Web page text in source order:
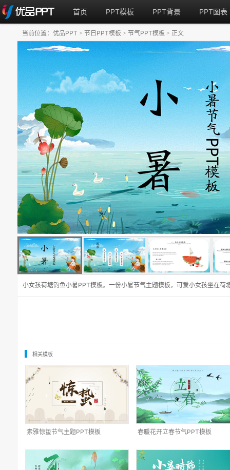
首页 PPT模板 PPT背景 PPT图表
小女孩荷塘钓鱼小暑PPT模板。一份小暑节气主题模板，可爱小女孩坐在荷
当前位置： 优品PPT > 节日PPT模板 > 节气PPT模板 > 正文
相关模板
素雅惊蛰节气主题PPT模板 春暖花开立春节气PPT模板